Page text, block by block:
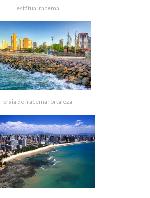
estátua iracema
praia de iracema fortaleza